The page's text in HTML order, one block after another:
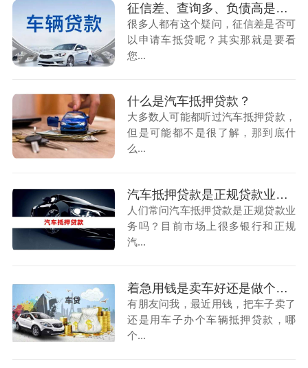
征信差、查询多、负债高是否可以申
很多人都有这个疑问，征信差是否可
以申请车抵贷呢？其实那就是要看
您...
什么是汽车抵押贷款？
大多数人可能都听过汽车抵押贷款，
但是可能都不是很了解，那到底什
么...
汽车抵押贷款是正规贷款业务吗？
人们常问汽车抵押贷款是正规贷款业
务吗？目前市场上很多银行和正规
汽...
着急用钱是卖车好还是做个车辆抵押
有朋友问我，最近用钱，把车子卖了
还是用车子办个车辆抵押贷款，哪
个...